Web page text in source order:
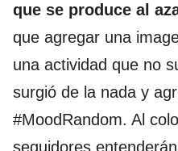
que se produce al
que agregar una
una actividad que no
surgió de la nada y
#MoodRandom. Al
seguidores